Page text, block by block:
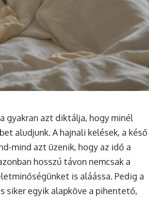
gyakran azt diktálja, hogy minél
aludjunk. A hajnali kelések, a késő
mind azt üzenik, hogy az idő a
hosszú távon nemcsak a
is aláássa. Pedig a
siker egyik alapköve a pihentető,